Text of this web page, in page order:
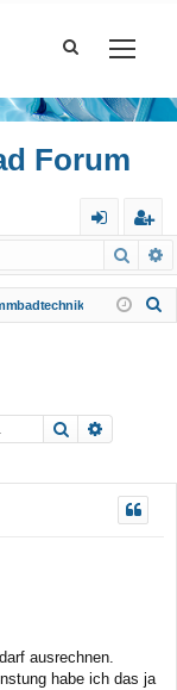
Forum
m
el
eg
ist
rie
Suche
ausrechnen.
habe ich das ja